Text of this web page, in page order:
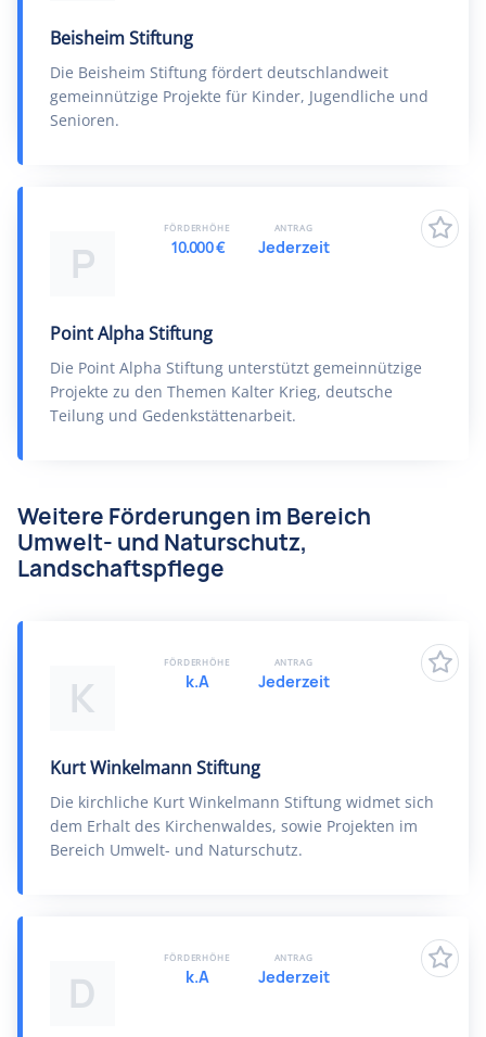
Beisheim Stiftung
Die Beisheim Stiftung fördert deutschlandweit
gemeinnützige Projekte für Kinder, Jugendliche und
Senioren.
P
Point Alpha Stiftung
Die Point Alpha Stiftung unterstützt gemeinnützige
Projekte zu den Themen Kalter Krieg, deutsche
Teilung und Gedenkstättenarbeit.
FÖRDERHÖHE
10.000 €
ANTRAG
Jederzeit
Weitere Förderungen im Bereich
Umwelt- und Naturschutz,
Landschaftspflege
K
Kurt Winkelmann Stiftung
Die kirchliche Kurt Winkelmann Stiftung widmet sich
dem Erhalt des Kirchenwaldes, sowie Projekten im
Bereich Umwelt- und Naturschutz.
FÖRDERHÖHE
k.A
ANTRAG
Jederzeit
D
FÖRDERHÖHE
k.A
ANTRAG
Jederzeit